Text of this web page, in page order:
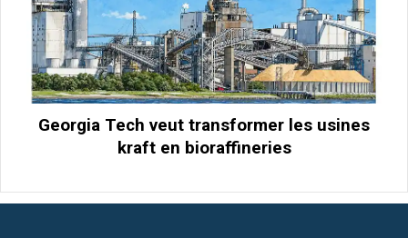
Georgia Tech veut transformer les usines
kraft en bioraffineries